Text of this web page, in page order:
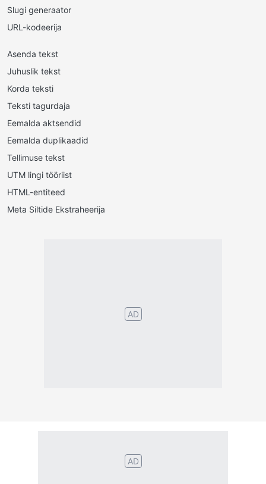
Slugi generaator
URL-kodeerija
Asenda tekst
Juhuslik tekst
Korda teksti
Teksti tagurdaja
Eemalda aktsendid
Eemalda duplikaadid
Tellimuse tekst
UTM lingi tööriist
HTML-entiteed
Meta Siltide Ekstraheerija